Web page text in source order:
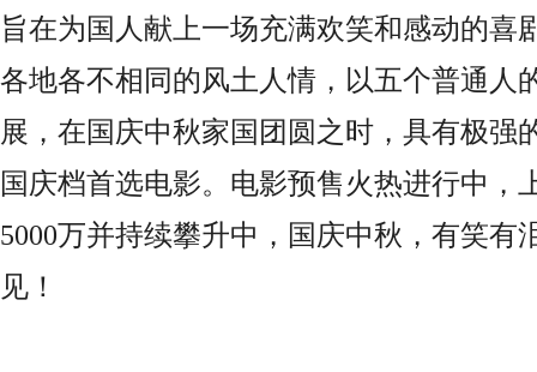
旨在为国人献上一场充满欢笑和感动的喜
各地各不相同的风土人情，以五个普通人
展，在国庆中秋家国团圆之时，具有极强
国庆档首选电影。 电影预售火热进行中，
5000万并持续攀升中，国庆中秋，有笑有
见！